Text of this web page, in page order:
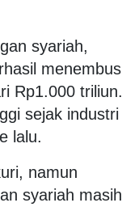
syariah,
menembus
Rp1.000 triliun.
sejak industri
lalu.
namun
syariah masih